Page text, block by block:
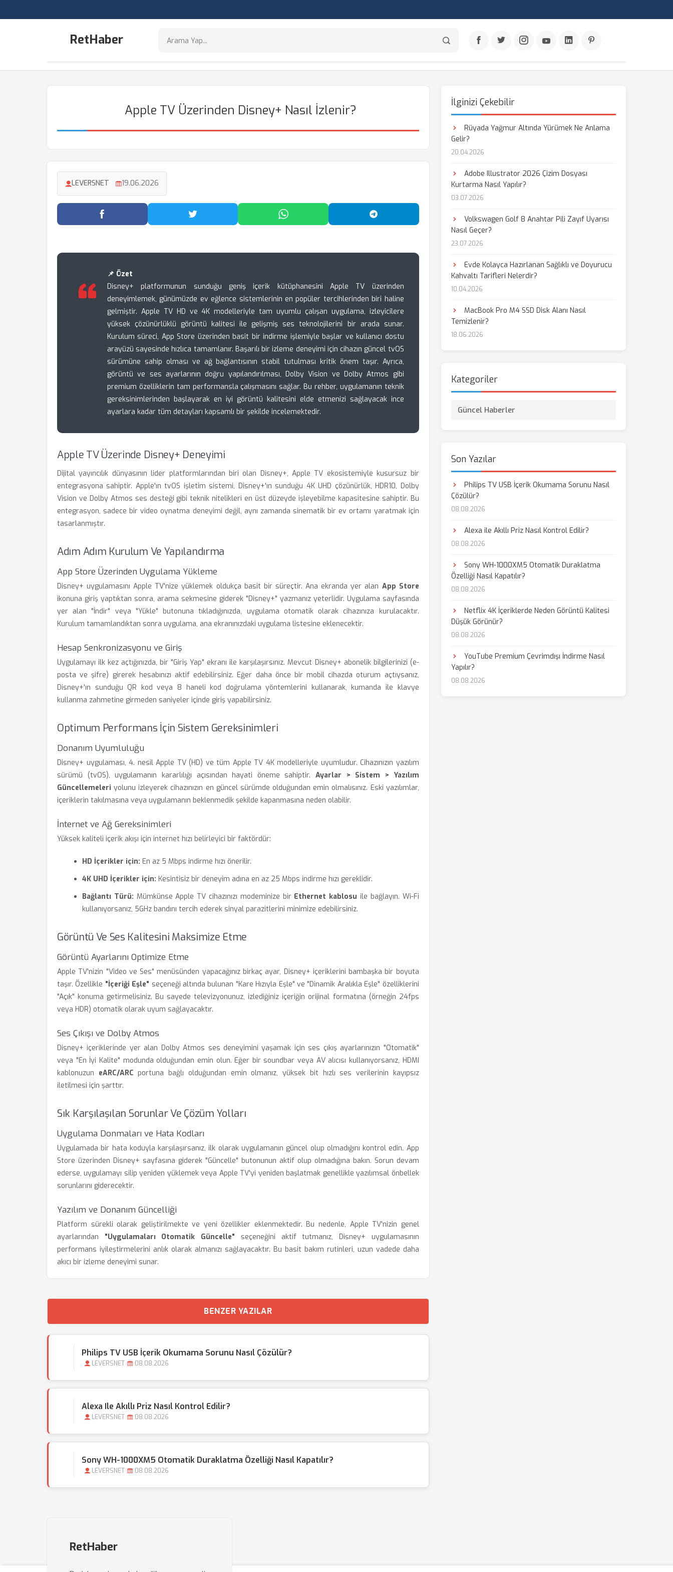
RetHaber
Apple TV Üzerinden Disney+ Nasıl İzlenir?
LEVERSNET 19.06.2026
Facebook'ta Paylaş Twitter'da Paylaş WhatsApp'ta Paylaş Telegram'da Paylaş
📌 Özet
Disney+ platformunun sunduğu geniş içerik kütüphanesini Apple TV üzerinden
deneyimlemek, günümüzde ev eğlence sistemlerinin en popüler tercihlerinden biri haline
gelmiştir. Apple TV HD ve 4K modelleriyle tam uyumlu çalışan uygulama, izleyicilere
yüksek çözünürlüklü görüntü kalitesi ile gelişmiş ses teknolojilerini bir arada sunar.
Kurulum süreci, App Store üzerinden basit bir indirme işlemiyle başlar ve kullanıcı dostu
arayüzü sayesinde hızlıca tamamlanır. Başarılı bir izleme deneyimi için cihazın güncel tvOS
sürümüne sahip olması ve ağ bağlantısının stabil tutulması kritik önem taşır. Ayrıca,
görüntü ve ses ayarlarının doğru yapılandırılması, Dolby Vision ve Dolby Atmos gibi
premium özelliklerin tam performansla çalışmasını sağlar. Bu rehber, uygulamanın teknik
gereksinimlerinden başlayarak en iyi görüntü kalitesini elde etmenizi sağlayacak ince
ayarlara kadar tüm detayları kapsamlı bir şekilde incelemektedir.
Apple TV Üzerinde Disney+ Deneyimi
Dijital yayıncılık dünyasının lider platformlarından biri olan Disney+, Apple TV ekosistemiyle kusursuz bir
entegrasyona sahiptir. Apple'ın tvOS işletim sistemi, Disney+'ın sunduğu 4K UHD çözünürlük, HDR10, Dolby
Vision ve Dolby Atmos ses desteği gibi teknik nitelikleri en üst düzeyde işleyebilme kapasitesine sahiptir. Bu
entegrasyon, sadece bir video oynatma deneyimi değil, aynı zamanda sinematik bir ev ortamı yaratmak için
tasarlanmıştır.
Adım Adım Kurulum Ve Yapılandırma
App Store Üzerinden Uygulama Yükleme
Disney+ uygulamasını Apple TV'nize yüklemek oldukça basit bir süreçtir. Ana ekranda yer alan App Store
ikonuna giriş yaptıktan sonra, arama sekmesine giderek "Disney+" yazmanız yeterlidir. Uygulama sayfasında
yer alan "İndir" veya "Yükle" butonuna tıkladığınızda, uygulama otomatik olarak cihazınıza kurulacaktır.
Kurulum tamamlandıktan sonra uygulama, ana ekranınızdaki uygulama listesine eklenecektir.
Hesap Senkronizasyonu ve Giriş
Uygulamayı ilk kez açtığınızda, bir "Giriş Yap" ekranı ile karşılaşırsınız. Mevcut Disney+ abonelik bilgilerinizi (e-
posta ve şifre) girerek hesabınızı aktif edebilirsiniz. Eğer daha önce bir mobil cihazda oturum açtıysanız,
Disney+'ın sunduğu QR kod veya 8 haneli kod doğrulama yöntemlerini kullanarak, kumanda ile klavye
kullanma zahmetine girmeden saniyeler içinde giriş yapabilirsiniz.
Optimum Performans İçin Sistem Gereksinimleri
Donanım Uyumluluğu
Disney+ uygulaması, 4. nesil Apple TV (HD) ve tüm Apple TV 4K modelleriyle uyumludur. Cihazınızın yazılım
sürümü (tvOS), uygulamanın kararlılığı açısından hayati öneme sahiptir.Ayarlar > Sistem > Yazılım
Güncellemeleri yolunu izleyerek cihazınızın en güncel sürümde olduğundan emin olmalısınız. Eski yazılımlar,
içeriklerin takılmasına veya uygulamanın beklenmedik şekilde kapanmasına neden olabilir.
İnternet ve Ağ Gereksinimleri
Yüksek kaliteli içerik akışı için internet hızı belirleyici bir faktördür:
HD İçerikler için: En az 5 Mbps indirme hızı önerilir.
4K UHD İçerikler için: Kesintisiz bir deneyim adına en az 25 Mbps indirme hızı gereklidir.
Bağlantı Türü: Mümkünse Apple TV cihazınızı modeminize bir Ethernet kablosu ile bağlayın. Wi-Fi
kullanıyorsanız, 5GHz bandını tercih ederek sinyal parazitlerini minimize edebilirsiniz.
Görüntü Ve Ses Kalitesini Maksimize Etme
Görüntü Ayarlarını Optimize Etme
Apple TV'nizin "Video ve Ses" menüsünden yapacağınız birkaç ayar, Disney+ içeriklerini bambaşka bir boyuta
taşır. Özellikle "İçeriği Eşle" seçeneği altında bulunan "Kare Hızıyla Eşle" ve "Dinamik Aralıkla Eşle" özelliklerini
"Açık" konuma getirmelisiniz. Bu sayede televizyonunuz, izlediğiniz içeriğin orijinal formatına (örneğin 24fps
veya HDR) otomatik olarak uyum sağlayacaktır.
Ses Çıkışı ve Dolby Atmos
Disney+ içeriklerinde yer alan Dolby Atmos ses deneyimini yaşamak için ses çıkış ayarlarınızın "Otomatik"
veya "En İyi Kalite" modunda olduğundan emin olun. Eğer bir soundbar veya AV alıcısı kullanıyorsanız, HDMI
kablonuzun eARC/ARC portuna bağlı olduğundan emin olmanız, yüksek bit hızlı ses verilerinin kayıpsız
iletilmesi için şarttır.
Sık Karşılaşılan Sorunlar Ve Çözüm Yolları
Uygulama Donmaları ve Hata Kodları
Uygulamada bir hata koduyla karşılaşırsanız, ilk olarak uygulamanın güncel olup olmadığını kontrol edin. App
Store üzerinden Disney+ sayfasına giderek "Güncelle" butonunun aktif olup olmadığına bakın. Sorun devam
ederse, uygulamayı silip yeniden yüklemek veya Apple TV'yi yeniden başlatmak genellikle yazılımsal önbellek
sorunlarını giderecektir.
Yazılım ve Donanım Güncelliği
Platform sürekli olarak geliştirilmekte ve yeni özellikler eklenmektedir. Bu nedenle, Apple TV'nizin genel
ayarlarından "Uygulamaları Otomatik Güncelle" seçeneğini aktif tutmanız, Disney+ uygulamasının
performans iyileştirmelerini anlık olarak almanızı sağlayacaktır. Bu basit bakım rutinleri, uzun vadede daha
akıcı bir izleme deneyimi sunar.
BENZER YAZILAR
Philips TV USB İçerik Okumama Sorunu Nasıl Çözülür?
LEVERSNET 08.08.2026
Alexa Ile Akıllı Priz Nasıl Kontrol Edilir?
LEVERSNET 08.08.2026
Sony WH-1000XM5 Otomatik Duraklatma Özelliği Nasıl Kapatılır?
LEVERSNET 08.08.2026
İlginizi Çekebilir
Rüyada Yağmur Altında Yürümek Ne Anlama
Gelir?
20.04.2026
Adobe Illustrator 2026 Çizim Dosyası
Kurtarma Nasıl Yapılır?
03.07.2026
Volkswagen Golf 8 Anahtar Pili Zayıf Uyarısı
Nasıl Geçer?
23.07.2026
Evde Kolayca Hazırlanan Sağlıklı ve Doyurucu
Kahvaltı Tarifleri Nelerdir?
10.04.2026
MacBook Pro M4 SSD Disk Alanı Nasıl
Temizlenir?
18.06.2026
Kategoriler
Güncel Haberler
Son Yazılar
Philips TV USB İçerik Okumama Sorunu Nasıl
Çözülür?
08.08.2026
Alexa ile Akıllı Priz Nasıl Kontrol Edilir?
08.08.2026
Sony WH-1000XM5 Otomatik Duraklatma
Özelliği Nasıl Kapatılır?
08.08.2026
Netflix 4K İçeriklerde Neden Görüntü Kalitesi
Düşük Görünür?
08.08.2026
YouTube Premium Çevrimdışı İndirme Nasıl
Yapılır?
08.08.2026
RetHaber